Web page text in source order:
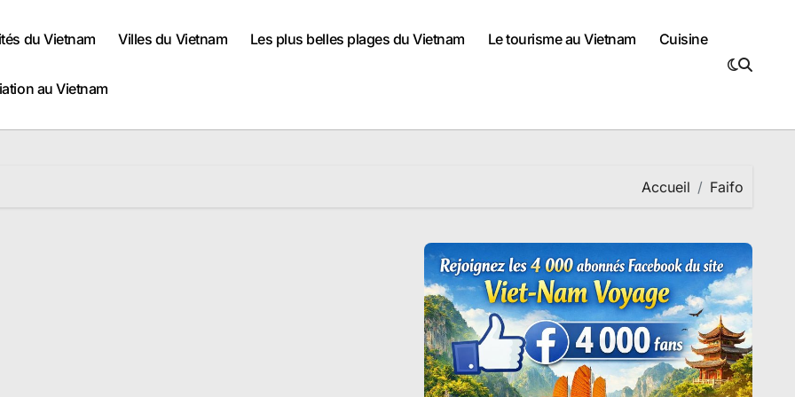
du Vietnam Villes du Vietnam Les plus belles plages du Vietnam Le tourisme au Vietnam Cuisine
au Vietnam
Accueil Faifo